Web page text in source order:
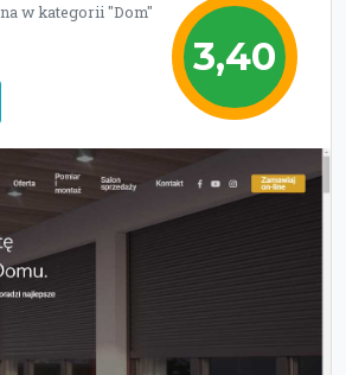
3,40
w kategorii "Dom"